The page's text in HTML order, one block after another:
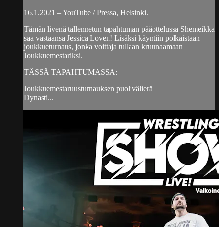
16.1.2021 – YouTube / Pressa, Helsinki.
Tämän livenä tallennetun tapahtuman pääottelussa Shemeikka
saa vastaansa Jessica Loven! Lisäksi käyntiin polkaistaan
joukkueturnaus, jonka voittaja tullaan kruunaamaan
Joukkuemestariksi.
TÄSSÄ TAPAHTUMASSA:
Joukkuemestaruusturnauksen puolivälierä
Dynasti...